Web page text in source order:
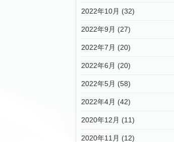
2022年10月 (32)
2022年9月 (27)
2022年7月 (20)
2022年6月 (20)
2022年5月 (58)
2022年4月 (42)
2020年12月 (11)
2020年11月 (12)